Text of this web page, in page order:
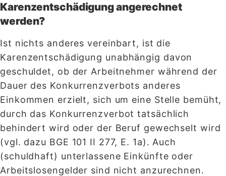
Karenzentschädigung angerechnet
werden?
Ist nichts anderes vereinbart, ist die
Karenzentschädigung unabhängig davon
geschuldet, ob der Arbeitnehmer während der
Dauer des Konkurrenzverbots anderes
Einkommen erzielt, sich um eine Stelle bemüht,
durch das Konkurrenzverbot tatsächlich
behindert wird oder der Beruf gewechselt wird
(vgl. dazu BGE 101 II 277, E. 1a). Auch
(schuldhaft) unterlassene Einkünfte oder
Arbeitslosengelder sind nicht anzurechnen.